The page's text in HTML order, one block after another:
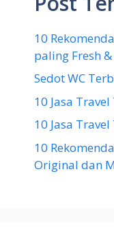
10
paling Fresh
Sedot WC
10 Jasa
10 Jasa
10
Original dan